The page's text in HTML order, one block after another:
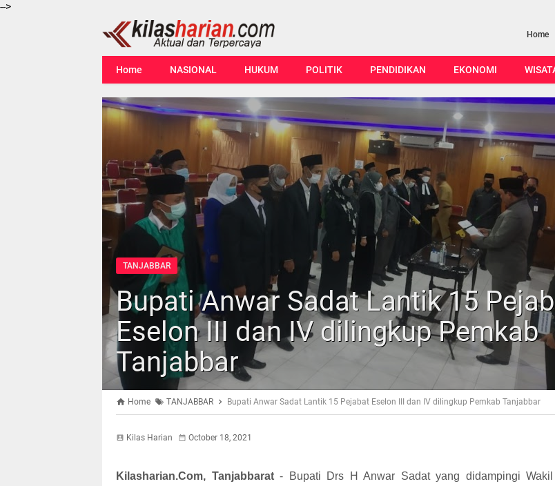
-->
Home
Home NASIONAL HUKUM POLITIK PENDIDIKAN EKONOMI
TANJABBAR
Bupati Anwar Sadat Lantik 15
Eselon III dan IV dilingkup Pemkab
Tanjabbar
Home TANJABBAR Bupati Anwar Sadat Lantik 15 Pejabat Eselon III dan IV dilingkup Pemkab Tanjabbar
Kilas Harian October 18, 2021
Kilasharian.Com, Tanjabbarat- Bupati Drs H Anwar Sadat yang didampingi